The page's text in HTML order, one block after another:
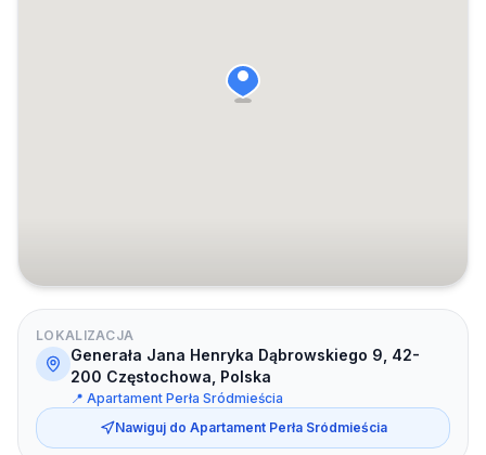
LOKALIZACJA
Generała Jana Henryka Dąbrowskiego 9, 42-
200 Częstochowa, Polska
📍 Apartament Perła Sródmieścia
Nawiguj do Apartament Perła Sródmieścia